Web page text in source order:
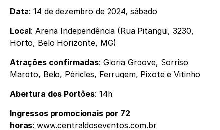
Data: 14 de dezembro de 2024, sábado
Local: Arena Independência (Rua Pitangui, 3230,
Horto, Belo Horizonte, MG)
Atrações confirmadas: Gloria Groove, Sorriso
Maroto, Belo, Péricles, Ferrugem, Pixote e Vitinho
Abertura dos Portões: 14h
Ingressos promocionais por 72
horas: www.centraldoseventos.com.br